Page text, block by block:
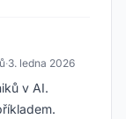
·3. ledna 2026
v AI.